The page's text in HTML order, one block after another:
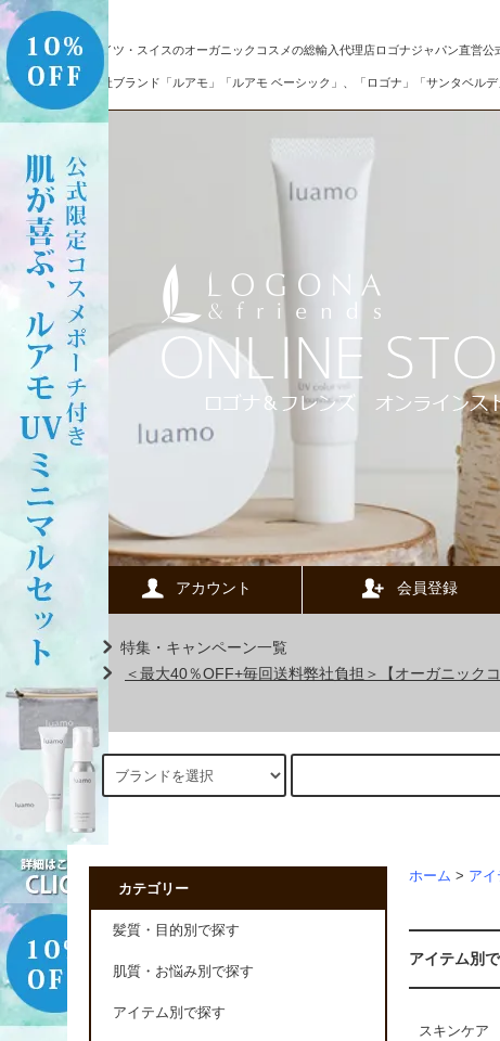
ドイツ・スイスのオーガニックコスメの総輸入代理店ロゴナジャパン直営公
自社ブランド「ルアモ」「ルアモ ベーシック」、「ロゴナ」「サンタベル
アカウント 会員登録
特集・キャンペーン一覧
＜最大40％OFF+毎回送料弊社負担＞【オーガニッ
ホーム > アイ
アイテム別
スキンケア
カテゴリー
髪質・目的別で探す
肌質・お悩み別で探す
アイテム別で探す